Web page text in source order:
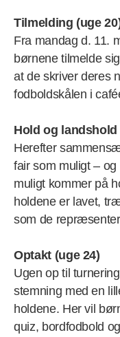
Tilmelding (uge
Fra mandag d. 11.
børnene tilmelde
at de skriver deres
fodboldskålen i
Hold og landshold
Herefter
fair som muligt –
muligt kommer på
holdene er lavet,
som de
Optakt (uge 24)
Ugen op til
stemning med en
holdene. Her vil
quiz, bordfodbold